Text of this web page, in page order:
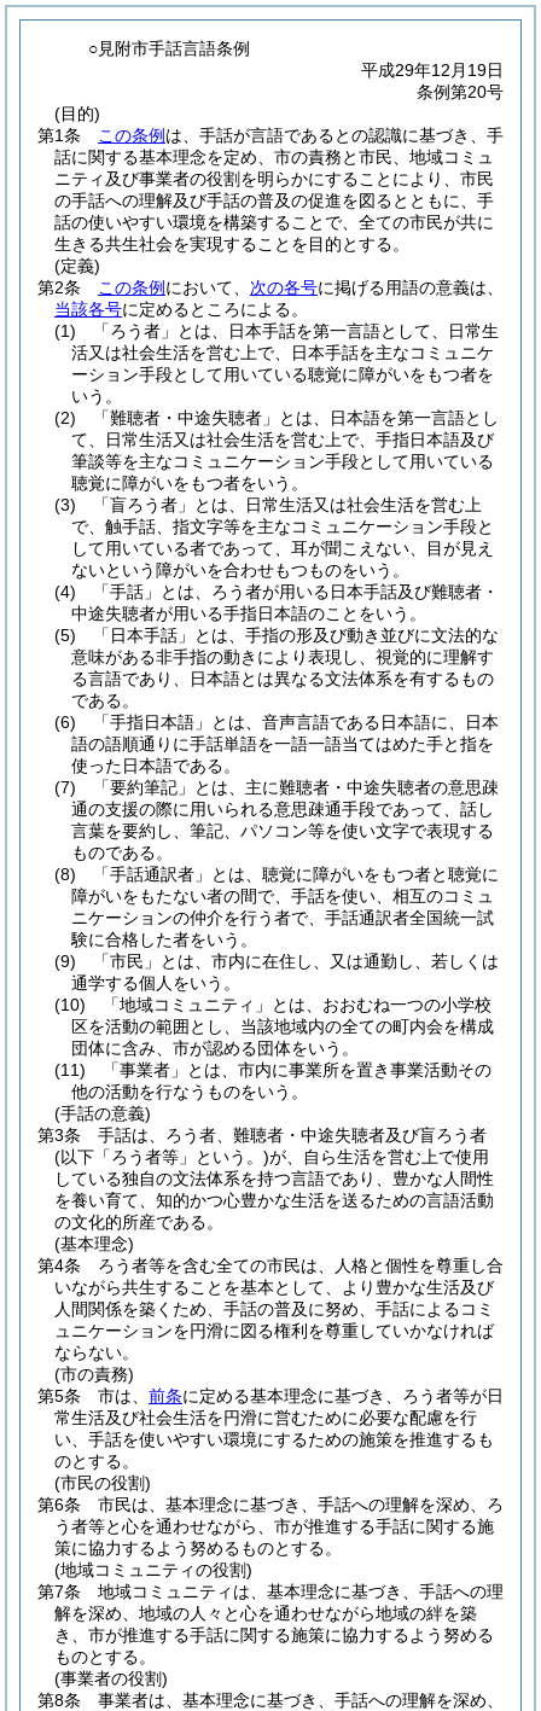
○見附市手話言語条例
平成29年12月19日
条例第20号
(目的)
第1条
この条例 は、手話が言語であるとの認識に基づき、手
話に関する基本理念を定め、市の責務と市民、地域コミュ
ニティ及び事業者の役割を明らかにすることにより、市民
の手話への理解及び手話の普及の促進を図るとともに、手
話の使いやすい環境を構築することで、全ての市民が共に
生きる共生社会を実現することを目的とする。
(定義)
第2条
この条例 において、 次の各号に掲げる用語の意義は、
当該各号に定めるところによる。
(1)
「ろう者」とは、日本手話を第一言語として、日常生
活又は社会生活を営む上で、日本手話を主なコミュニケ
ーション手段として用いている聴覚に障がいをもつ者を
いう。
(2)
「難聴者・中途失聴者」とは、日本語を第一言語とし
て、日常生活又は社会生活を営む上で、手指日本語及び
筆談等を主なコミュニケーション手段として用いている
聴覚に障がいをもつ者をいう。
(3)
「盲ろう者」とは、日常生活又は社会生活を営む上
で、触手話、指文字等を主なコミュニケーション手段と
して用いている者であって、耳が聞こえない、目が見え
ないという障がいを合わせもつものをいう。
(4)
「手話」とは、ろう者が用いる日本手話及び難聴者・
中途失聴者が用いる手指日本語のことをいう。
(5)
「日本手話」とは、手指の形及び動き並びに文法的な
意味がある非手指の動きにより表現し、視覚的に理解す
る言語であり、日本語とは異なる文法体系を有するもの
である。
(6)
「手指日本語」とは、音声言語である日本語に、日本
語の語順通りに手話単語を一語一語当てはめた手と指を
使った日本語である。
(7)
「要約筆記」とは、主に難聴者・中途失聴者の意思疎
通の支援の際に用いられる意思疎通手段であって、話し
言葉を要約し、筆記、パソコン等を使い文字で表現する
ものである。
(8)
「手話通訳者」とは、聴覚に障がいをもつ者と聴覚に
障がいをもたない者の間で、手話を使い、相互のコミュ
ニケーションの仲介を行う者で、手話通訳者全国統一試
験に合格した者をいう。
(9)
「市民」とは、市内に在住し、又は通勤し、若しくは
通学する個人をいう。
(10)
「地域コミュニティ」とは、おおむね一つの小学校
区を活動の範囲とし、当該地域内の全ての町内会を構成
団体に含み、市が認める団体をいう。
(11)
「事業者」とは、市内に事業所を置き事業活動その
他の活動を行なうものをいう。
(手話の意義)
第3条
手話は、ろう者、難聴者・中途失聴者及び盲ろう者
(以下「ろう者等」という。)が、自ら生活を営む上で使用
している独自の文法体系を持つ言語であり、豊かな人間性
を養い育て、知的かつ心豊かな生活を送るための言語活動
の文化的所産である。
(基本理念)
第4条
ろう者等を含む全ての市民は、人格と個性を尊重し合
いながら共生することを基本として、より豊かな生活及び
人間関係を築くため、手話の普及に努め、手話によるコミ
ュニケーションを円滑に図る権利を尊重していかなければ
ならない。
(市の責務)
第5条
市は、 前条に定める基本理念に基づき、ろう者等が日
常生活及び社会生活を円滑に営むために必要な配慮を行
い、手話を使いやすい環境にするための施策を推進するも
のとする。
(市民の役割)
第6条
市民は、基本理念に基づき、手話への理解を深め、ろ
う者等と心を通わせながら、市が推進する手話に関する施
策に協力するよう努めるものとする。
(地域コミュニティの役割)
第7条
地域コミュニティは、基本理念に基づき、手話への理
解を深め、地域の人々と心を通わせながら地域の絆を築
き、市が推進する手話に関する施策に協力するよう努める
ものとする。
(事業者の役割)
第8条
事業者は、基本理念に基づき、手話への理解を深め、